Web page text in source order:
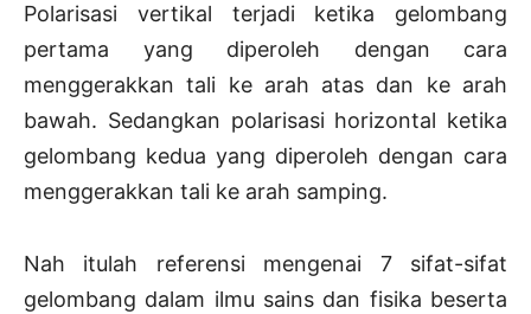
Polarisasi vertikal terjadi ketika gelombang
pertama yang diperoleh dengan cara
menggerakkan tali ke arah atas dan ke arah
bawah. Sedangkan polarisasi horizontal ketika
gelombang kedua yang diperoleh dengan cara
menggerakkan tali ke arah samping.
Nah itulah referensi mengenai 7 sifat-sifat
gelombang dalam ilmu sains dan fisika beserta